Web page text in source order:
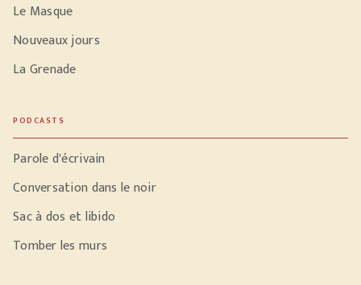
Le Masque
Nouveaux jours
La Grenade
PODCASTS
Parole d'écrivain
Conversation dans le noir
Sac à dos et libido
Tomber les murs